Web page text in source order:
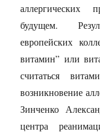
аллергических
будущем.
европейских
витамин” или
считаться
возникновение
Зинченко
центра